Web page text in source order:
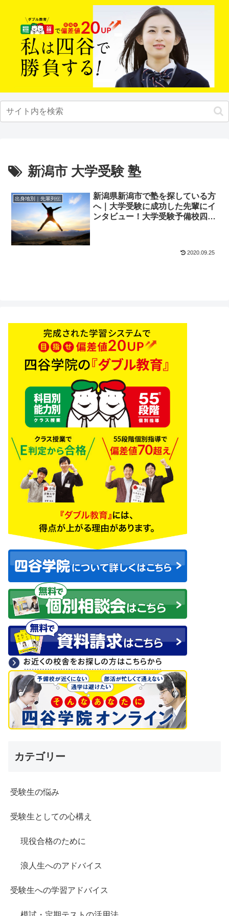
新潟市 大学受験 塾
出身地別｜先輩列伝
新潟県新潟市で塾を探している方
へ｜大学受験に成功した先輩にイ
ンタビュー！大学受験予備校四谷
2020.09.25
カテゴリー
受験生の悩み
受験生としての心構え
現役合格のために
浪人生へのアドバイス
受験生への学習アドバイス